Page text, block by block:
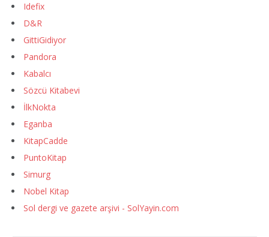
Idefix
D&R
GittiGidiyor
Pandora
Kabalcı
Sözcü Kitabevi
İlkNokta
Eganba
KitapCadde
PuntoKitap
Simurg
Nobel Kitap
Sol dergi ve gazete arşivi - SolYayin.com